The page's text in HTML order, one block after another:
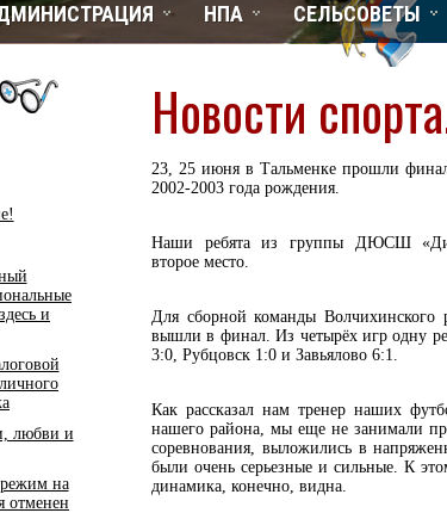
НПА СЕЛЬСОВЕТЫ
и
любви и
на
отменен
Новости
23, 25 июня в Тальменке прошли
2002-2003 года рождения.
Наши ребята из группы ДЮСШ
второе место.
Для сборной команды
вышли в финал. Из четырёх игр одну
3:0, Рубцовск 1:0 и Завьялово 6:1.
Как рассказал нам тренер наших
нашего района, мы еще не занимали
соревнования, выложились в
были очень серьезные и сильные. К
динамика, конечно, видна.